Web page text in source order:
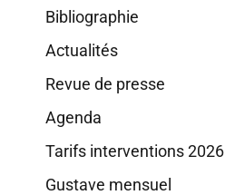
Bibliographie
Actualités
Revue de presse
Agenda
Tarifs interventions 2026
Gustave mensuel